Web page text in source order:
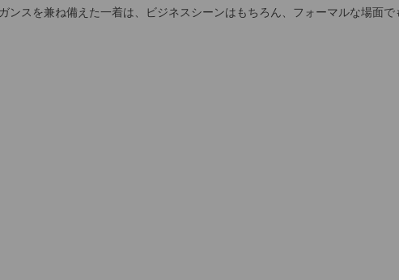
ンスを兼ね備えた一着は、ビジネスシーンはもちろん、フォーマルな場面で